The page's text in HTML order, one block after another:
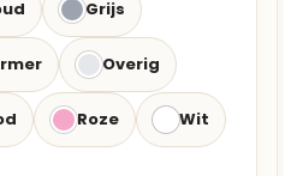
Grijs
Overig
Roze Wit